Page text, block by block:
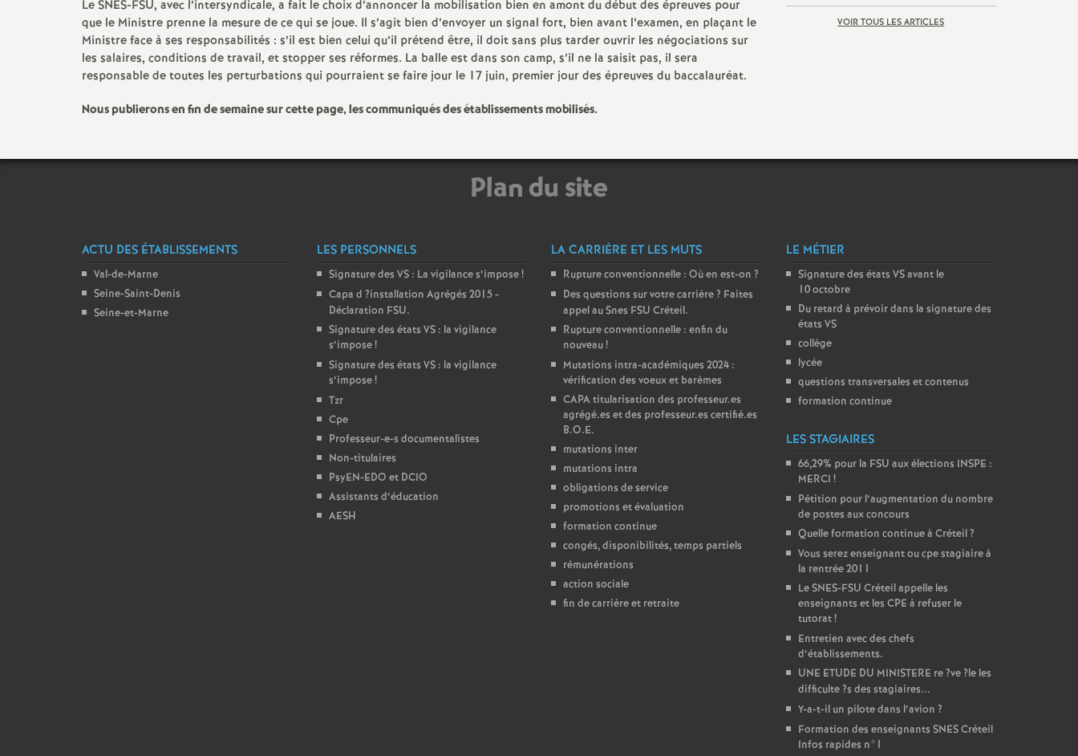
t
s
e
e
c
o
n
d
d
e
LeSNES-FSU, avec l’intersyndicale, a fait le choix d’annoncer la mobilisation bien en amont du début des épreuves pour
que le Ministre prenne la mesure de ce qui se joue. Il s’agit bien d’envoyer un signal fort, bien avant l’examen, en plaçant le
Ministre face à ses responsabilités : s’il est bien celui qu’il prétend être, il doit sans plus tarder ouvrir les négociations sur
les salaires, conditions de travail, et stopper ses réformes. La balle est dans son camp, s’il ne la saisit pas, il sera
responsable de toutes les perturbations qui pourraient se faire jour le 17 juin, premier jour des épreuves du baccalauréat.
Nous publierons en fin de semaine sur cette page, les communiqués des établissements mobilisés.
VOIR TOUS LES ARTICLES
Plan du site
ACTU DES ÉTABLISSEMENTS
Val-de-Marne
Seine-Saint-Denis
Seine-et-Marne
LES PERSONNELS
Signature des VS: La vigilance s’impose!
Capa d ?installation Agrégés 2015 -
Déclaration FSU.
Signature des états VS: la vigilance
s’impose!
Signature des états VS: la vigilance
s’impose!
Tzr
Cpe
Professeur-e-s documentalistes
Non-titulaires
PsyEN-EDO et DCIO
Assistants d’éducation
AESH
LA CARRIÈRE ET LES MUTS
Rupture conventionnelle : Où en est-on ?
Des questions sur votre carrière? Faites
appel au Snes FSU Créteil.
Rupture conventionnelle : enfin du
nouveau!
Mutations intra-académiques 2024 :
vérification des voeux et barèmes
CAPAtitularisation des professeur.es
agrégé.es et des professeur.es certifié.es
B.O.E.
mutations inter
mutations intra
obligations de service
promotions et évaluation
formation continue
congés, disponibilités, temps partiels
rémunérations
action sociale
fin de carrière et retraite
LE MÉTIER
Signature des états VSavant le
10 octobre
Du retard à prévoir dans la signature des
états VS
collège
lycée
questions transversales et contenus
formation continue
LES STAGIAIRES
66,29% pour la FSU aux élections INSPE :
MERCI !
Pétition pour l’augmentation du nombre
de postes aux concours
Quelle formation continue à Créteil?
Vous serez enseignant ou cpe stagiaire à
la rentrée 2011
LeSNES-FSU Créteil appelle les
enseignants et les CPE à refuser le
tutorat!
Entretien avec des chefs
d’établissements.
UNE ETUDE DU MINISTERE re?ve?le les
difficulte?s des stagiaires...
Y-a-t-il un pilote dans l’avion ?
Formation des enseignants SNESCréteil
Infos rapides n°1